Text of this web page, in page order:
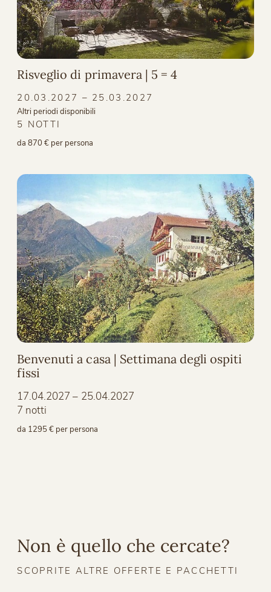
Risveglio di primavera | 5 = 4
20.03.2027 – 25.03.2027
Altri periodi disponibili
5 NOTTI
da 870 € per persona
Benvenuti a casa | Settimana degli ospiti
fissi
17.04.2027 – 25.04.2027
7 notti
da 1295 € per persona
Non è quello che cercate?
SCOPRITE ALTRE OFFERTE E PACCHETTI